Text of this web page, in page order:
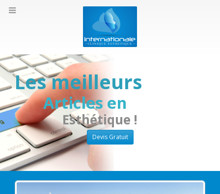
Les meilleurs
Articles en
Esthétique !
Devis Gratuit